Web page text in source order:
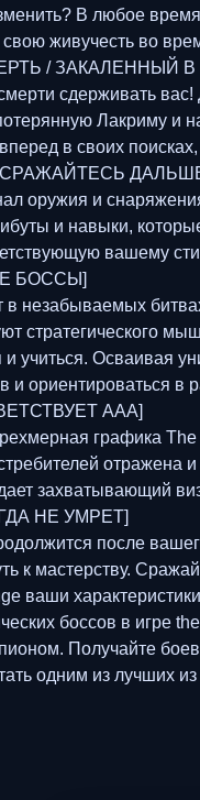
В любое
живучесть во
/ ЗАКАЛЕННЫЙ В
сдерживать
Лакриму и
в своих
СРАЖАЙТЕСЬ
оружия и
и навыки,
вашему
БОССЫ]
в незабываемых
стратегического
и учиться. Осваивая
и ориентироваться в
AAA]
графика
отражена
захватывающий
НЕ УМРЕТ]
после
к мастерству.
ваши
боссов в игре
Получайте
одним из лучших